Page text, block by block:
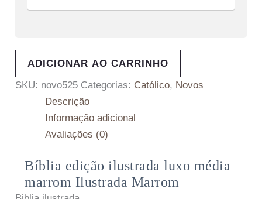
ADICIONAR AO CARRINHO
SKU: novo525 Categorias: Católico, Novos
Descrição
Informação adicional
Avaliações (0)
Bíblia edição ilustrada luxo média
marrom Ilustrada Marrom